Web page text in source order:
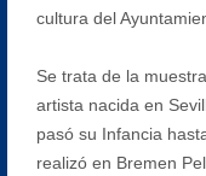
cultura del
Se trata de la
artista nacida en
pasó su Infancia
realizó en Bremen